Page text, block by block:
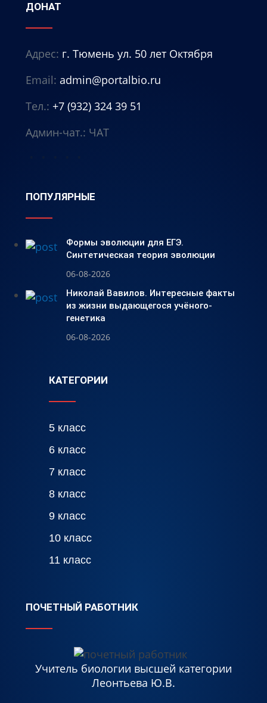
ДОНАТ
Адрес: г. Тюмень ул. 50 лет Октября
Email: admin@portalbio.ru
Тел.: +7 (932) 324 39 51
Админ-чат.: ЧАТ
ПОПУЛЯРНЫЕ
Формы эволюции для ЕГЭ.
Синтетическая теория эволюции
06-08-2026
Николай Вавилов. Интересные факты
из жизни выдающегося учёного-
генетика
06-08-2026
КАТЕГОРИИ
5 класс
6 класс
7 класс
8 класс
9 класс
10 класс
11 класс
ПОЧЕТНЫЙ РАБОТНИК
Учитель биологии высшей категории
Леонтьева Ю.В.